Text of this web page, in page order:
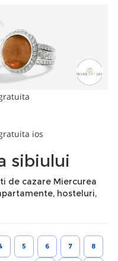
sibiului
de cazare Miercurea
hosteluri,
5 6 7 8